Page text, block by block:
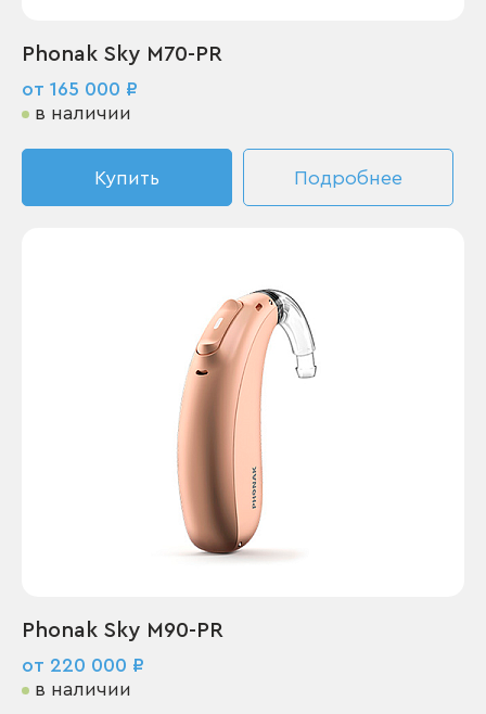
Phonak Sky M70-PR
от 165 000 ₽
в наличии
Купить Подробнее
Phonak Sky M90-PR
от 220 000 ₽
в наличии